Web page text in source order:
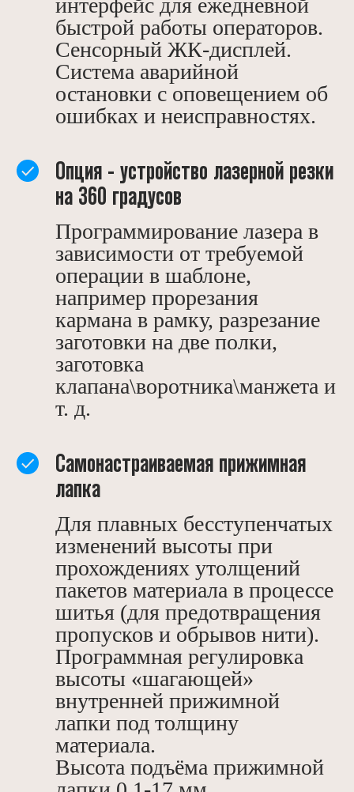
интерфейс для ежедневной
быстрой работы операторов.
Сенсорный ЖК-дисплей.
Система аварийной
остановки с оповещением об
ошибках и неисправностях.
Опция - устройство лазерной резки
на 360 градусов
Программирование лазера в
зависимости от требуемой
операции в шаблоне,
например прорезания
кармана в рамку, разрезание
заготовки на две полки,
заготовка
клапана\воротника\манжета и
т. д.
Самонастраиваемая прижимная
лапка
Для плавных бесступенчатых
изменений высоты при
прохождениях утолщений
пакетов материала в процессе
шитья (для предотвращения
пропусков и обрывов нити).
Программная регулировка
высоты «шагающей»
внутренней прижимной
лапки под толщину
материала.
Высота подъёма прижимной